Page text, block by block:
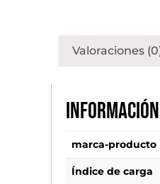
Valoraciones
marca-producto
Índice de carga